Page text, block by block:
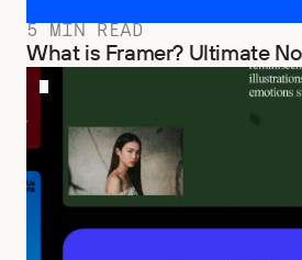
5 MIN READ
What is Framer? Ultimate